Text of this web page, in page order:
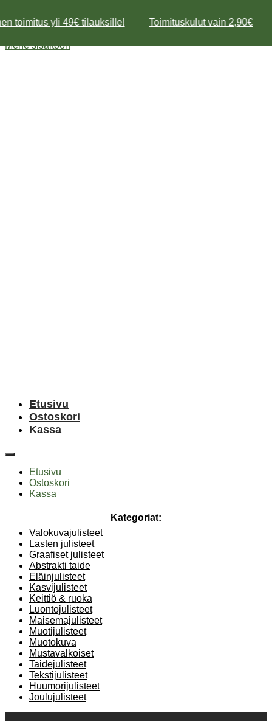
toimitus yli 49€ tilauksille! Toimituskulut vain 2,90€
Mene sisältöön
Etusivu
Ostoskori
Kassa
Etusivu
Ostoskori
Kassa
Kategoriat:
Valokuvajulisteet
Lasten julisteet
Graafiset julisteet
Abstrakti taide
Eläinjulisteet
Kasvijulisteet
Keittiö & ruoka
Luontojulisteet
Maisemajulisteet
Muotijulisteet
Muotokuva
Mustavalkoiset
Taidejulisteet
Tekstijulisteet
Huumorijulisteet
Joulujulisteet